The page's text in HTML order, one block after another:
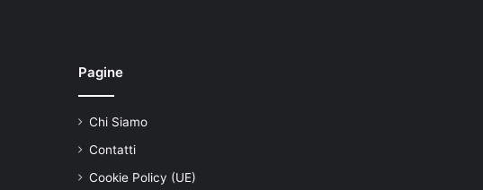
Pagine
Chi Siamo
Contatti
Cookie Policy (UE)